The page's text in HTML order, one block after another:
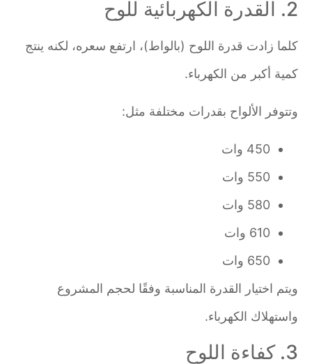
كلما زادت قدرة اللوح (بالواط)، ارتفع سعره، لكنه ينتج
كمية أكبر من الكهرباء.
وتتوفر الألواح بقدرات مختلفة مثل:
450 وات
550 وات
580 وات
610 وات
650 وات
ويتم اختيار القدرة المناسبة وفقًا لحجم المشروع
واستهلاك الكهرباء.